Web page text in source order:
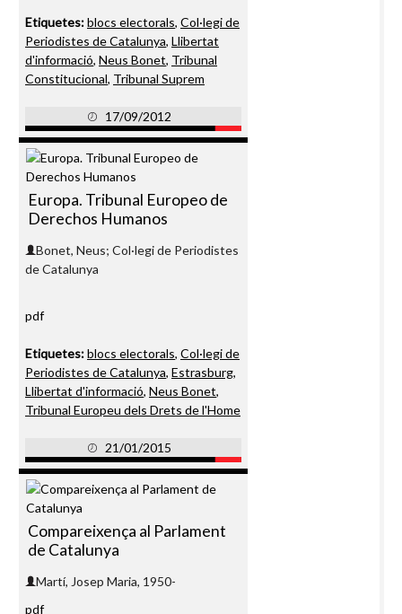
Etiquetes:blocs electorals, Col·legi de
Periodistes de Catalunya, Llibertat
d'informació, Neus Bonet, Tribunal
Constitucional, Tribunal Suprem
17/09/2012
Europa. Tribunal Europeo de
Derechos Humanos
Bonet, Neus; Col·legi de Periodistes
de Catalunya
pdf
Etiquetes:blocs electorals, Col·legi de
Periodistes de Catalunya, Estrasburg,
Llibertat d'informació, Neus Bonet,
Tribunal Europeu dels Drets de l'Home
21/01/2015
Compareixença al Parlament
de Catalunya
Martí, Josep Maria, 1950-
pdf